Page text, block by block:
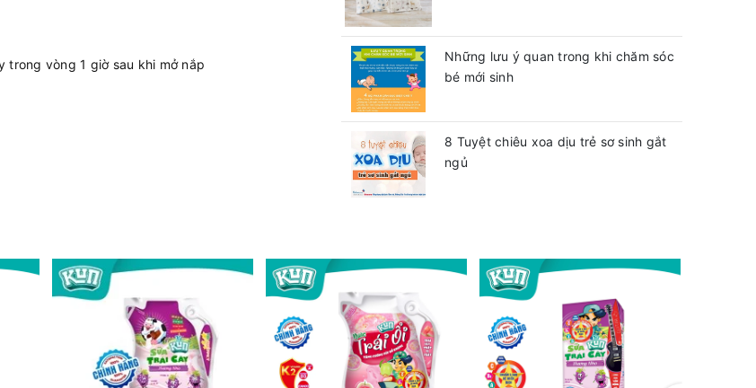
trong vòng 1 giờ sau khi mở nắp
Những lưu ý quan trong khi chăm sóc
bé mới sinh
8 Tuyệt chiêu xoa dịu trẻ sơ sinh gắt
ngủ